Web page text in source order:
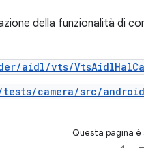
della funzionalità di
aidl/vts/
camera/src/
Questa pagina